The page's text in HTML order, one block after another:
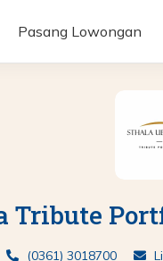
Pasang Lowongan
Tribute
(0361) 3018700